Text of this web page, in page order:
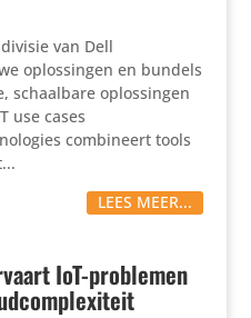
van Dell
oplossingen en bundels
schaalbare oplossingen
use cases
combineert tools
LEES MEER...
IoT-problemen